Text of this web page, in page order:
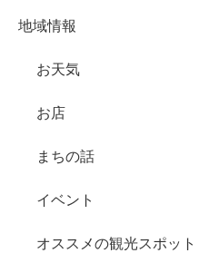
地域情報
お天気
お店
まちの話
イベント
オススメの観光スポット